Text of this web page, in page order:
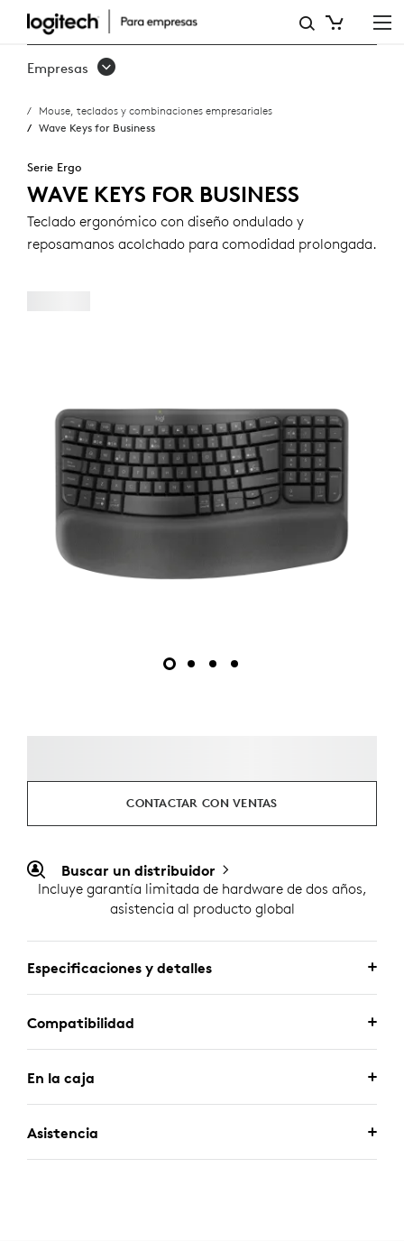
WAVE
KEYS
BUSINESS
Empresas
Mouse, teclados y combinaciones empresariales
Wave Keys for Business
Serie Ergo
WAVE KEYS FOR BUSINESS
Teclado ergonómico con diseño ondulado y
reposamanos acolchado para comodidad prolongada.
CONTACTAR CON VENTAS
Buscar un distribuidor
Incluye garantía limitada de hardware de dos años,
asistencia al producto global
Especificaciones y detalles
Compatibilidad
En la caja
Asistencia